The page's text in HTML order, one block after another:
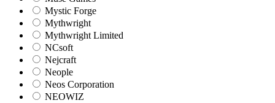
Mystic Forge
Mythwright
Mythwright Limited
NCsoft
Nejcraft
Neople
Neos Corporation
NEOWIZ